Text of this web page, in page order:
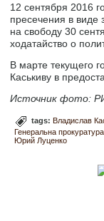
12 сентября 2016
пресечения в виде
на свободу 30
ходатайство о
В марте текущего
Каськиву в
Источник фото:
tags:Владислав
Генеральна прокуратура
Юрий Луценко